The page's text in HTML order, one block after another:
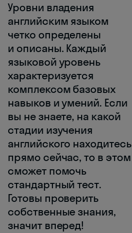
Уровни владения
английским языком
четко определены
и описаны. Каждый
языковой уровень
характеризуется
комплексом базовых
навыков и умений. Если
вы не знаете, на какой
стадии изучения
английского находитесь
прямо сейчас, то в этом
сможет помочь
стандартный тест.
Готовы проверить
собственные знания,
значит вперед!